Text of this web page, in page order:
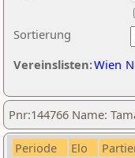
Sortierung
Vereinslisten:Wien
Pnr:144766 Name:
Periode Elo